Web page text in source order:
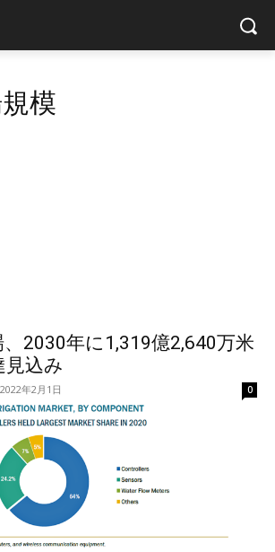
模
2030年に1,319億2,640万米
見込み
2022年2月1日 0